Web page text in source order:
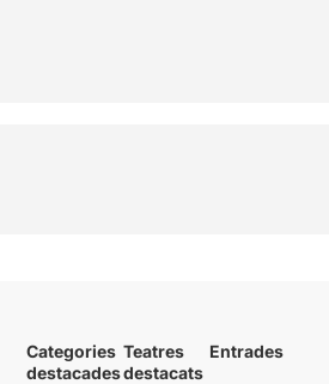
Categories
destacades
Teatres
destacats
Entrades